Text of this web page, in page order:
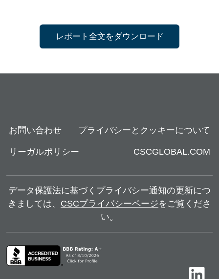
レポート全文をダウンロード
お問い合わせ プライバシーとクッキーについて
リーガルポリシー CSCGLOBAL.COM
データ保護法に基づくプライバシー通知の更新につ
きましては、 CSCプライバシーページをご覧くださ
い。